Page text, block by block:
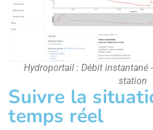
Hydroportail : Débit instantané
station
Suivre la
temps réel